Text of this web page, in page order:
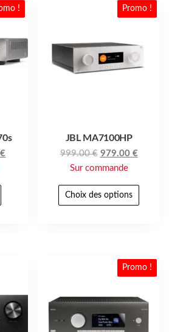
!
€
Promo !
JBL MA7100HP
999.00€ 979.00 €
Sur commande
Choix des options
Promo !